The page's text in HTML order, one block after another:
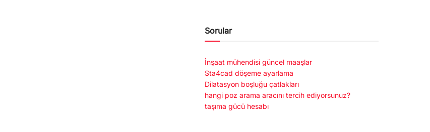
Sorular
İnşaat mühendisi güncel maaşlar
Sta4cad döşeme ayarlama
Dilatasyon boşluğu çatlakları
hangi poz arama aracını tercih ediyorsunuz?
taşıma gücü hesabı